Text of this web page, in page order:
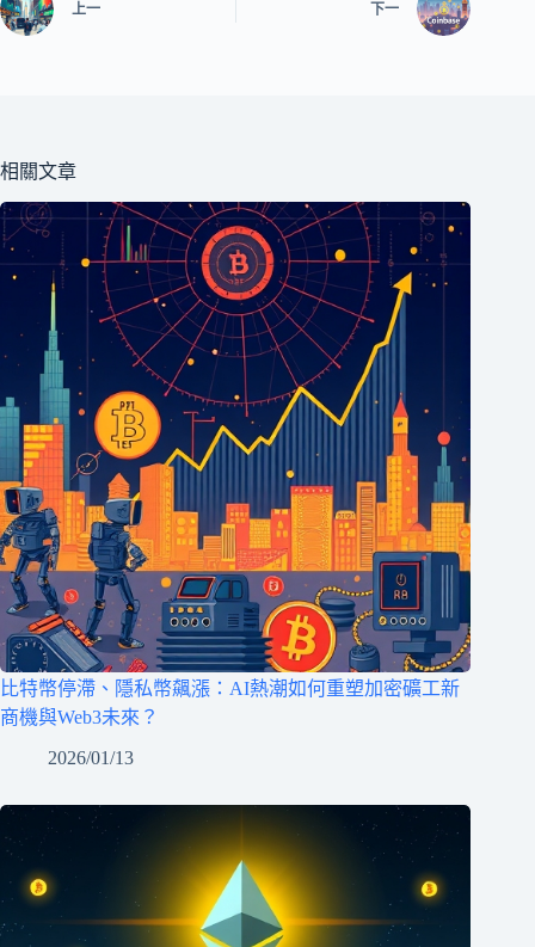
上一 下一
相關文章
比特幣停滯、隱私幣飆漲：AI熱潮如何重塑加密礦工新
商機與Web3未來？
2026/01/13